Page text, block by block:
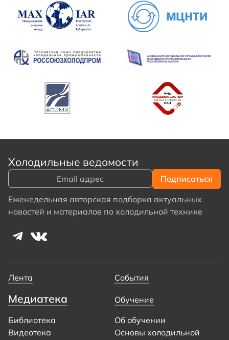
Холодильные ведомости
Еженедельная авторская подборка актуальных
новостей и материалов по холодильной технике
Лента События
Медиатека
Библиотека
Видеотека
Обучение
Об обучении
Основы холодильной